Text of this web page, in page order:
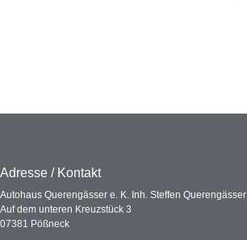
Adresse / Kontakt
Autohaus Querengässer e. K. Inh. Steffen Querengässer
Auf dem unteren Kreuzstück 3
07381 Pößneck